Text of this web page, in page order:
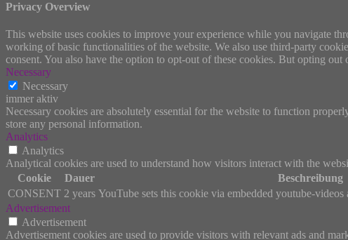
Privacy Overview
This website uses cookies to improve your experience while you navigate
working of basic functionalities of the website. We also use third-party
consent. You also have the option to opt-out of these cookies. But opting
Necessary
Necessary
immer aktiv
Necessary cookies are absolutely essential for the website to function
store any personal information.
Analytics
Analytics
Analytical cookies are used to understand how visitors interact with the
Cookie
Dauer
Beschreibung
CONSENT 2 years YouTube sets this cookie via embedded youtube-videos
Advertisement
Advertisement
Advertisement cookies are used to provide visitors with relevant ads and